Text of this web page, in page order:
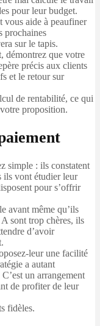
pour leur budget.
vous aide à peaufiner
prochaines
sur le tapis.
démontrez que votre
précis aux clients
et le retour sur
de rentabilité, ce qui
proposition.
simple : ils constatent
ils vont étudier leur
pour s’offrir
avant même qu’ils
sont trop chères, ils
d’avoir
leur une facilité
a autant
un arrangement
de profiter de leur
fidèles.